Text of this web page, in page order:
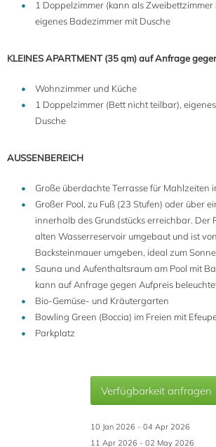
1 Doppelzimmer (kann als
eigenes Badezimmer mit Dusche
KLEINES APARTMENT (35 qm) auf Anfrage
Wohnzimmer und Küche
1 Doppelzimmer (Bett nicht teilbar),
Dusche
AUSSENBEREICH
Große überdachte Terrasse für Mahlzeiten
Großer Pool, zu Fuß (23 Stufen) oder über
innerhalb des Grundstücks erreichbar. Der
alten Wasserreservoir umgebaut und ist
Backsteinmauer umgeben, ideal zum
Sauna und Aufenthaltsraum am Pool mit
kann auf Anfrage gegen Aufpreis
Bio-Gemüse- und Kräutergarten
Bowling Green (Boccia) im Freien mit
Parkplatz
Verfügbarkeit anfragen
10 Jan 2026 - 04 Apr 2026
11 Apr 2026 - 02 May 2026